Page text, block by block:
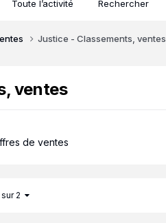
Toute l’activité Rechercher
Justice - Classements, ventes
ventes
de ventes
2